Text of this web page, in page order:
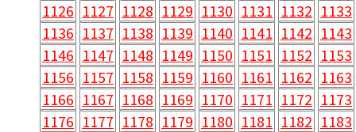
1126 1127 1128 1129 1130 1131 1132 1133
1136 1137 1138 1139 1140 1141 1142 1143
1146 1147 1148 1149 1150 1151 1152 1153
1156 1157 1158 1159 1160 1161 1162 1163
1166 1167 1168 1169 1170 1171 1172 1173
1176 1177 1178 1179 1180 1181 1182 1183